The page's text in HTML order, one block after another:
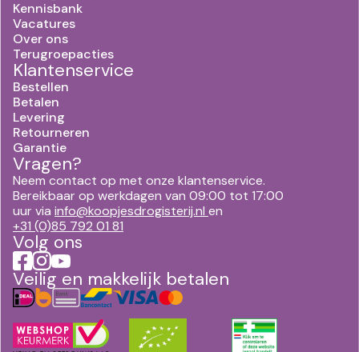
Kennisbank
Vacatures
Over ons
Terugroepacties
Klantenservice
Bestellen
Betalen
Levering
Retourneren
Garantie
Vragen?
Neem contact op met onze klantenservice.
Bereikbaar op werkdagen van 09:00 tot 17:00
uur via info@koopjesdrogisterij.nl en
+31 (0)85 792 01 81
Volg ons
Veilig en makkelijk betalen